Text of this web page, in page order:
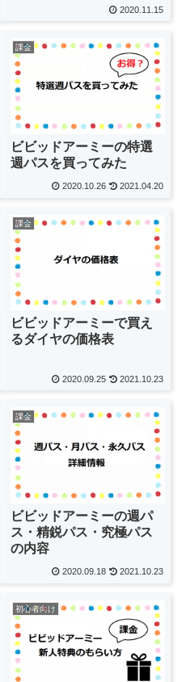
2020.11.15
課金
ビビッドアーミーの特選
週パスを買ってみた
2020.10.26 2021.04.20
課金
ビビッドアーミーで買え
るダイヤの価格表
2020.09.25 2021.10.23
課金
ビビッドアーミーの週パ
ス・精鋭パス・究極パス
の内容
2020.09.18 2021.10.23
初心者向け